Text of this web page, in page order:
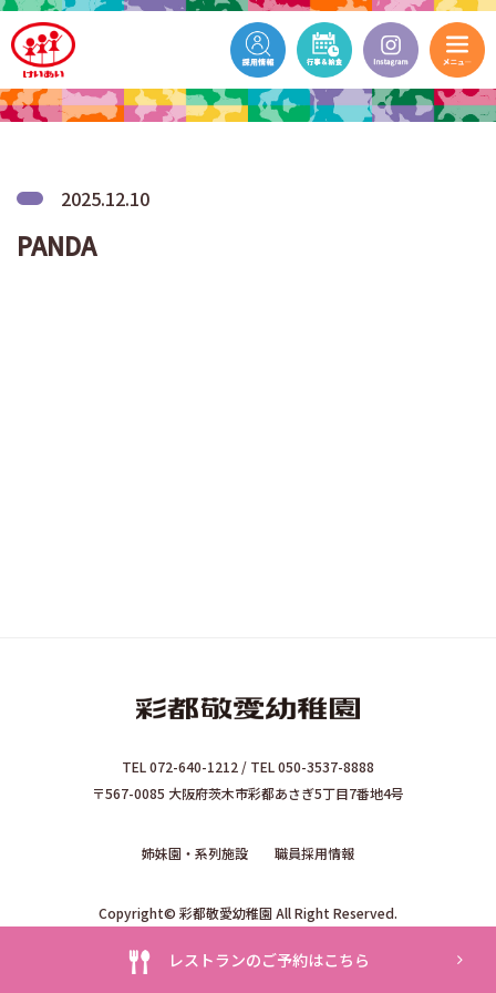
レストランのご予約はこちら
2025.12.10
PANDA
TEL 072-640-1212 / TEL 050-3537-8888
〒567-0085 大阪府茨木市彩都あさぎ5丁目7番地4号
姉妹園・系列施設 職員採用情報
Copyright© 彩都敬愛幼稚園 All Right Reserved.